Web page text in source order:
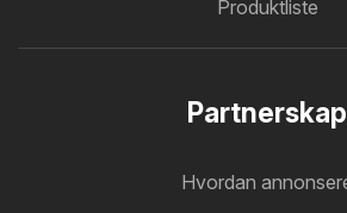
Produktliste
Partnerskap
Hvordan